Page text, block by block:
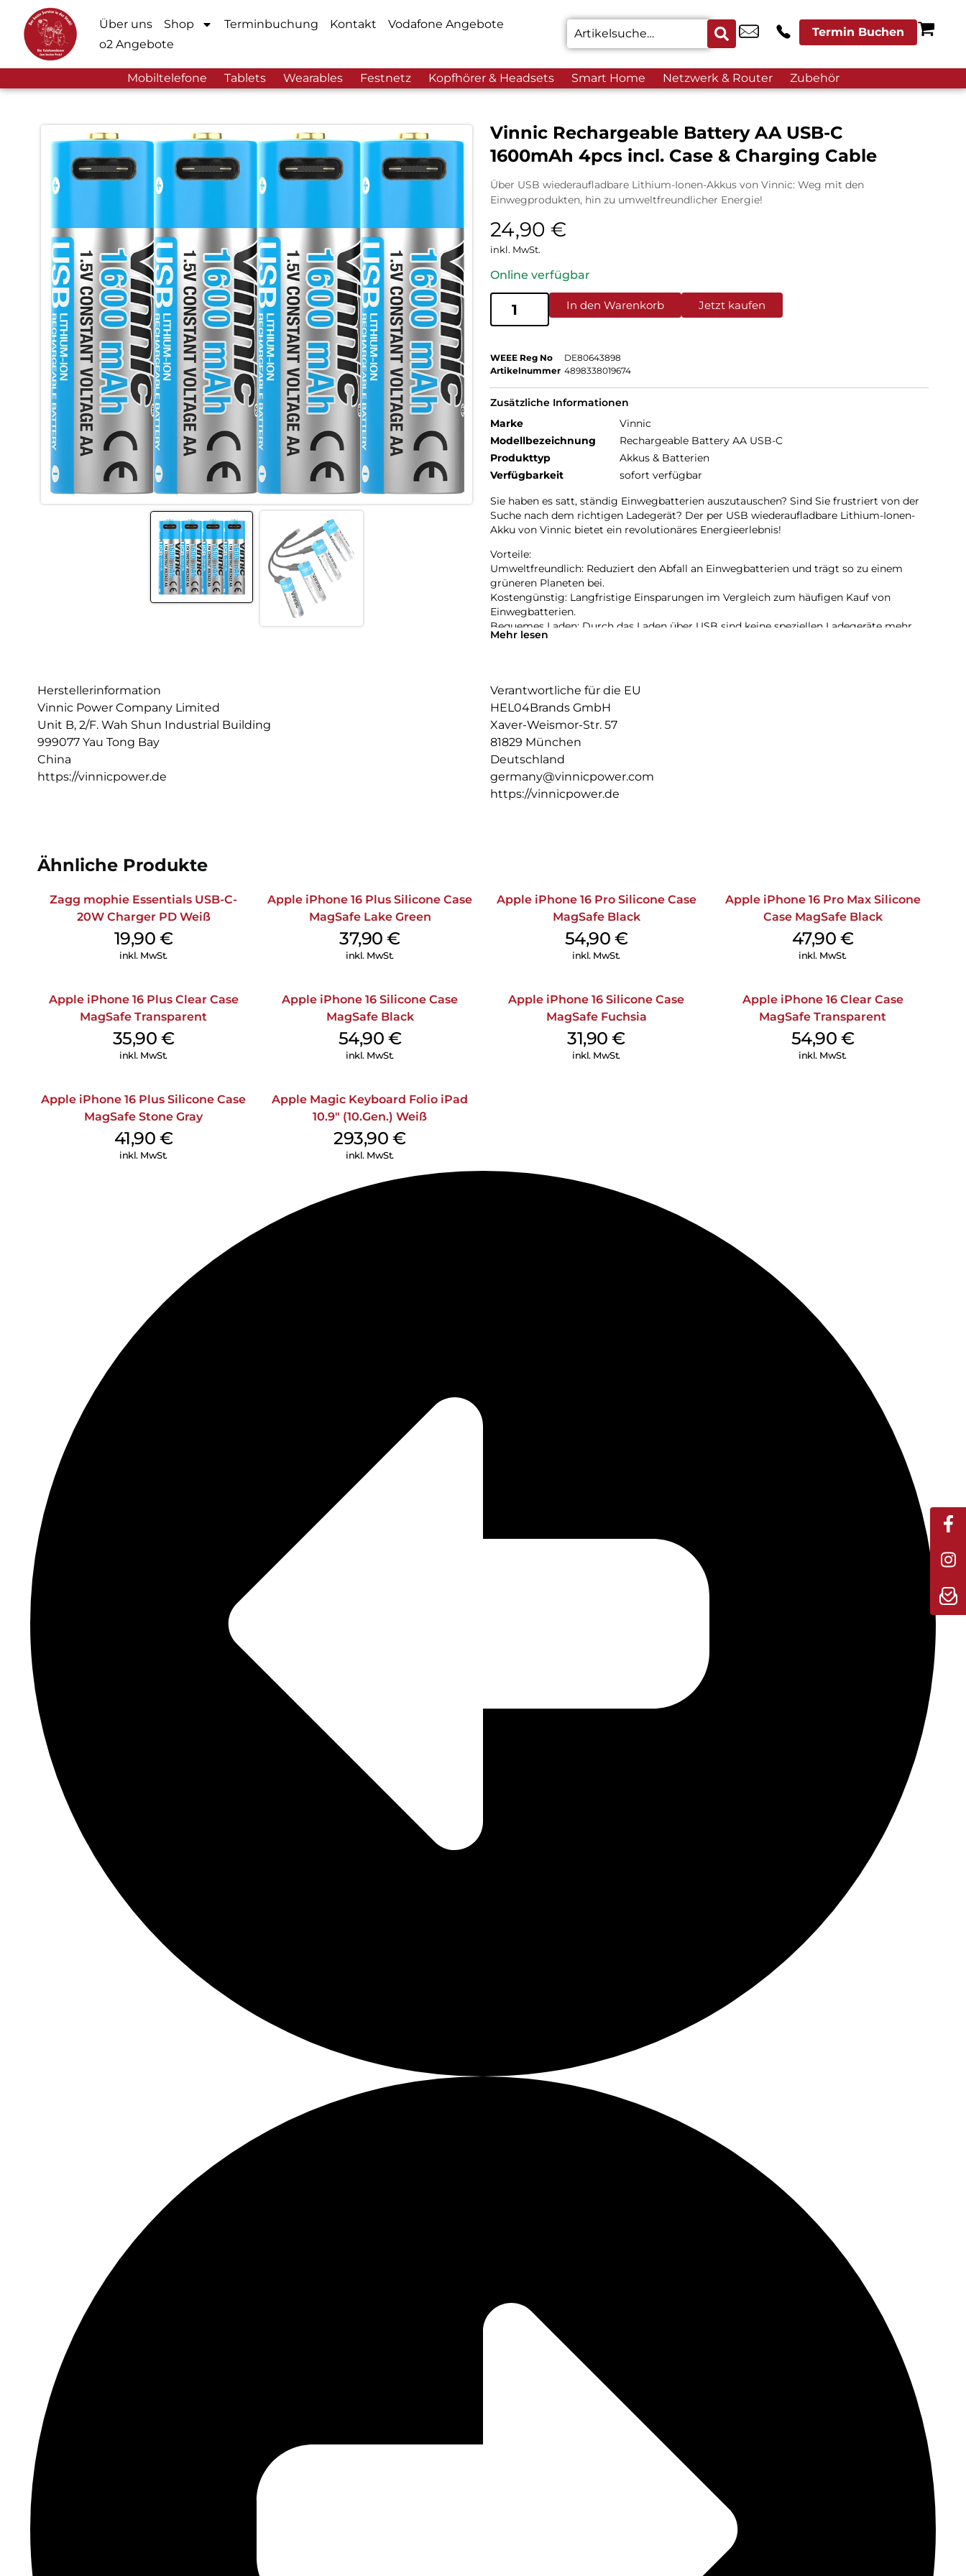
Über uns Shop Terminbuchung Kontakt
Vodafone Angebote
o2 Angebote
Termin Buchen
Mobiltelefone Tablets Wearables Festnetz Kopfhörer & Headsets Smart Home Netzwerk & Router Zubehör
Vinnic Rechargeable Battery AA USB-C
1600mAh 4pcs incl. Case & Charging Cable
Über USB wiederaufladbare Lithium-Ionen-Akkus von Vinnic: Weg mit den
Einwegprodukten, hin zu umweltfreundlicher Energie!
24,90 €
inkl. MwSt.
Online verfügbar
In den Warenkorb Jetzt kaufen
WEEE Reg No
DE80643898
Artikelnummer 4898338019674
Zusätzliche Informationen
Marke
Vinnic
Modellbezeichnung
Rechargeable Battery AA USB-C
Produkttyp
Akkus & Batterien
Verfügbarkeit
sofort verfügbar
Sie haben es satt, ständig Einwegbatterien auszutauschen? Sind Sie frustriert von der
Suche nach dem richtigen Ladegerät? Der per USB wiederaufladbare Lithium-Ionen-
Akku von Vinnic bietet ein revolutionäres Energieerlebnis!
Vorteile:
Umweltfreundlich: Reduziert den Abfall an Einwegbatterien und trägt so zu einem
grüneren Planeten bei.
Kostengünstig: Langfristige Einsparungen im Vergleich zum häufigen Kauf von
Einwegbatterien.
Bequemes Laden: Durch das Laden über USB sind keine speziellen Ladegeräte mehr
erforderlich.
Mehr lesen
Herstellerinformation
Vinnic Power Company Limited
Unit B, 2/F. Wah Shun Industrial Building
999077 Yau Tong Bay
China
https://vinnicpower.de
Verantwortliche für die EU
HEL04Brands GmbH
Xaver-Weismor-Str. 57
81829 München
Deutschland
germany@vinnicpower.com
https://vinnicpower.de
Ähnliche Produkte
Zagg mophie Essentials USB-C-
20W Charger PD Weiß
19,90 €
inkl. MwSt.
Apple iPhone 16 Plus Silicone Case
MagSafe Lake Green
37,90€
inkl. MwSt.
Apple iPhone 16 Pro Silicone Case
MagSafe Black
54,90 €
inkl. MwSt.
Apple iPhone 16 Pro Max Silicone
Case MagSafe Black
47,90 €
inkl. MwSt.
Apple iPhone 16 Plus Clear Case
MagSafe Transparent
35,90 €
inkl. MwSt.
Apple iPhone 16 Silicone Case
MagSafe Black
54,90 €
inkl. MwSt.
Apple iPhone 16 Silicone Case
MagSafe Fuchsia
31,90€
inkl. MwSt.
Apple iPhone 16 Clear Case
MagSafe Transparent
54,90 €
inkl. MwSt.
Apple iPhone 16 Plus Silicone Case
MagSafe Stone Gray
41,90 €
inkl. MwSt.
Apple Magic Keyboard Folio iPad
10.9″ (10.Gen.) Weiß
293,90€
inkl. MwSt.